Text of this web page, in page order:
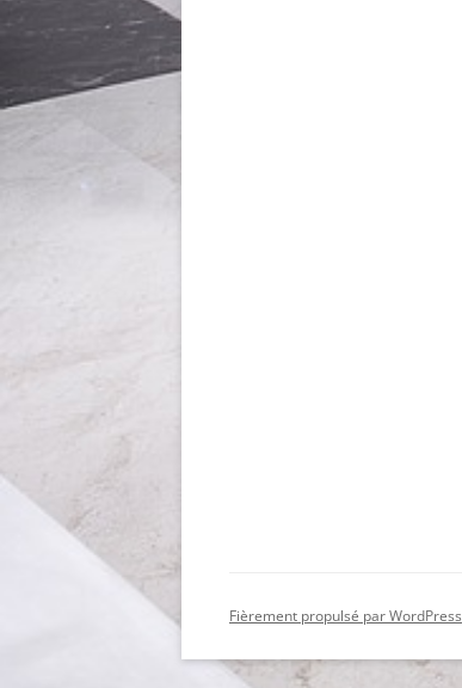
Fièrement propulsé par WordPress